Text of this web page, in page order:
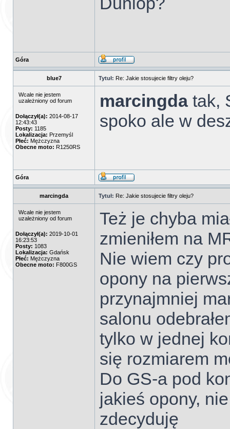
Góra
blue7 Tytuł: Re: Jakie stosujecie filtry oleju?
Wcale nie jestem
uzależniony od forum
Dołączył(a): 2014-08-17
12:43:43
Posty: 1185
Lokalizacja: Przemyśl
Płeć: Mężczyzna
Obecne moto: R1250RS
marcingdatak,
spoko ale w
Góra
marcingda Tytuł: Re: Jakie stosujecie filtry oleju?
Wcale nie jestem
uzależniony od forum
Dołączył(a): 2019-10-01
16:23:53
Posty: 1083
Lokalizacja: Gdańsk
Płeć: Mężczyzna
Obecne moto: F800GS
Też je chyba
zmieniłem na
Nie wiem czy
opony na
przynajmniej
salonu
tylko w jednej
się rozmiarem
Do GS-a pod
jakieś opony,
zdecyduję